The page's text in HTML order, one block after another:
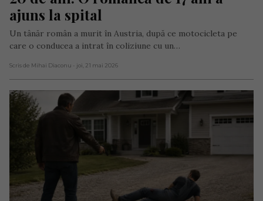
ajuns la spital
Un tânăr român a murit în Austria, după ce motocicleta pe
care o conducea a intrat în coliziune cu un…
Scris de Mihai Diaconu - joi, 21 mai 2026